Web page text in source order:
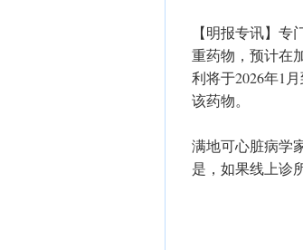
【明报专讯】
重药物，预计在
利将于2026年1
该药物。
满地可心脏病学
是，如果线上诊